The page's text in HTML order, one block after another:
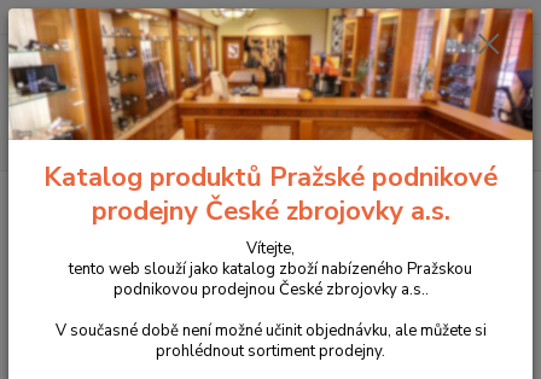
Menu
Hledat
+420 225 375 800
Mikina Helikon ALPHA TACTICAL grey M
Mikina Helikon ALPHA TACTICAL
grey M
Katalog produktů Pražské podnikové
prodejny České zbrojovky a.s.
Vítejte,
tento web slouží jako katalog zboží nabízeného Pražskou
podnikovou prodejnou České zbrojovky a.s..
V současné době není možné učinit objednávku, ale můžete si
prohlédnout sortiment prodejny.